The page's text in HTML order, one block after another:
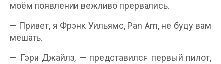
моём появлении вежливо прервались.
— Привет, я Фрэнк Уильямс, Pan Am, не буду вам
мешать.
— Гэри Джайлз, — представился первый пилот,